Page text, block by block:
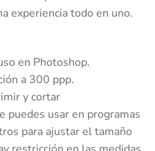
experiencia todo en uno.
en Photoshop.
a 300 ppp.
y cortar
puedes usar en programas
para ajustar el tamaño